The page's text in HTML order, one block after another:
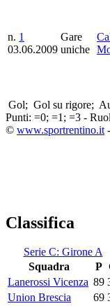
n. 1
03.06.2009
Gare
uniche
Gol; Gol su rigore;
Punti: =0; =1; =3 -
© www.sportrentino.it
Classifica
Serie C: Girone A
Squadra
P
Lanerossi Vicenza 89
Union Brescia
69